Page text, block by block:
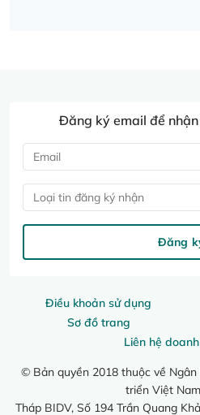
Điều khoản sử dụng
Sơ đồ trang
Liên hệ
© Bản quyền 2018 thuộc về
triển Việt
Tháp BIDV, Số 194 Trần Quang
Đăng ký email để
Loại tin đăng ký nhận
Đăng